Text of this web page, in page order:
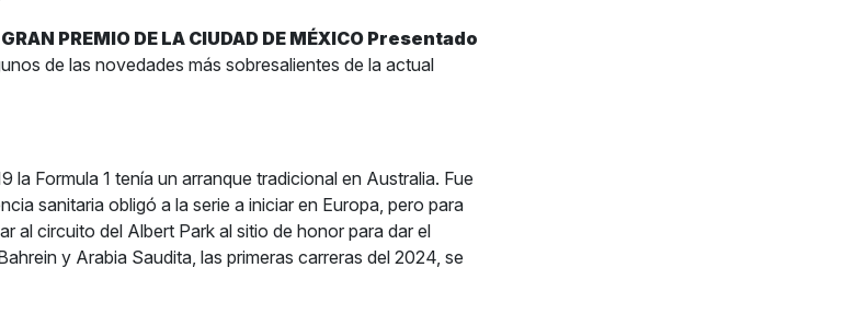
PREMIO DE LA CIUDAD DE MÉXICO Presentado
de las novedades más sobresalientes de la actual
la Formula 1 tenía un arranque tradicional en Australia. Fue
sanitaria obligó a la serie a iniciar en Europa, pero para
al circuito del Albert Park al sitio de honor para dar el
y Arabia Saudita, las primeras carreras del 2024, se